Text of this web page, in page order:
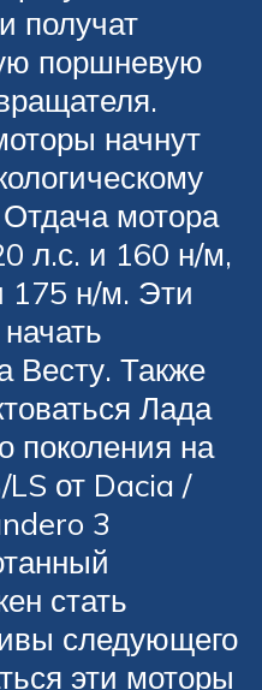
получат
поршневую
начнут
мотора
л.с. и 160 н/м,
175 н/м. Эти
Весту. Также
Лада
поколения на
от Dacia /
3
стать
следующего
эти моторы